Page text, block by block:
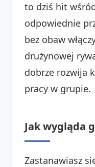
to dziś hit
odpowiednie
bez obaw
drużynowej
dobrze rozwija
pracy w grupie.
Jak wygląda
Zastanawiasz